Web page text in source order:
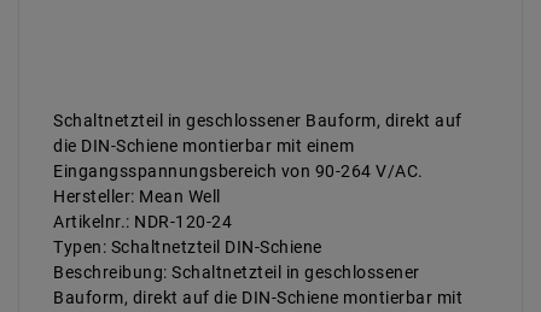
Schaltnetzteil in geschlossener Bauform, direkt auf
die DIN-Schiene montierbar mit einem
Eingangsspannungsbereich von 90-264 V/AC.
Hersteller: Mean Well
Artikelnr.: NDR-120-24
Typen: Schaltnetzteil DIN-Schiene
Beschreibung: Schaltnetzteil in geschlossener
Bauform, direkt auf die DIN-Schiene montierbar mit